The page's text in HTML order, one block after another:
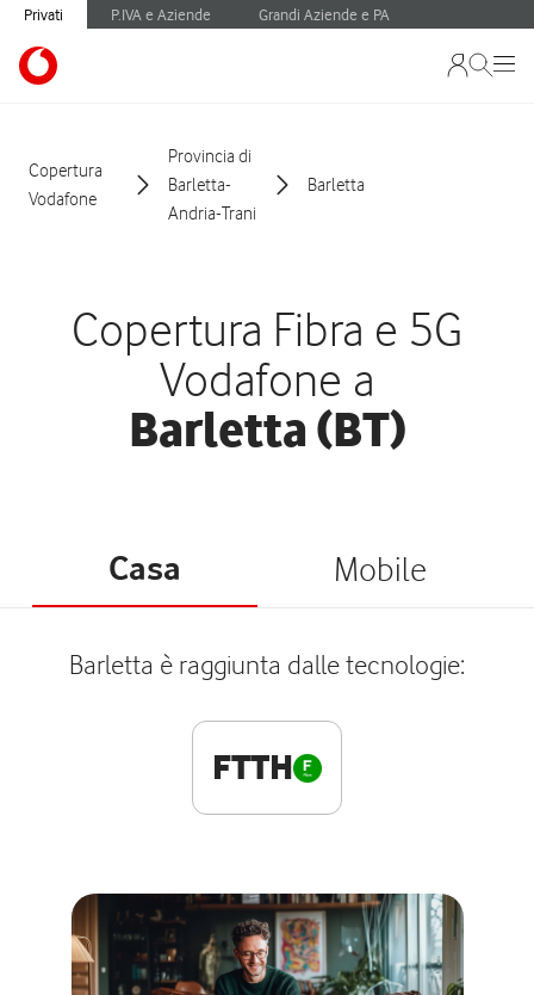
Privati P.IVA e Aziende Grandi Aziende e PA
Copertura
Vodafone
Provincia di
Barletta-
Andria-Trani
Barletta
Copertura Fibra e 5G
Vodafone a
Barletta (BT)
Casa Mobile
Barletta è raggiunta dalle tecnologie:
FTTH